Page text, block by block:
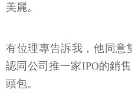
美麗。
有位理專告訴我，他同意
認同公司推一家IPO的銷
頭包。